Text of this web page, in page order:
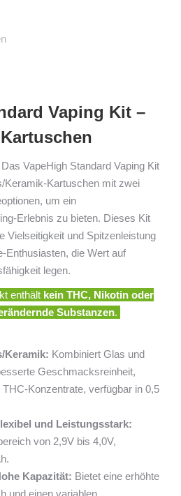
Vaping Kit –
Das VapeHigh Standard Vaping Kit
Keramik-Kartuschen mit zwei
um ein
Erlebnis zu bieten. Dieses Kit
Vielseitigkeit und Spitzenleistung
Enthusiasten, die Wert auf
legen.
enthält kein THC, Nikotin oder
Substanzen.
Keramik: Kombiniert Glas und
Geschmacksreinheit,
Konzentrate, verfügbar in 0,5
und Leistungsstark:
von 2,9V bis 4,0V,
Kapazität: Bietet eine erhöhte
und einen variablen